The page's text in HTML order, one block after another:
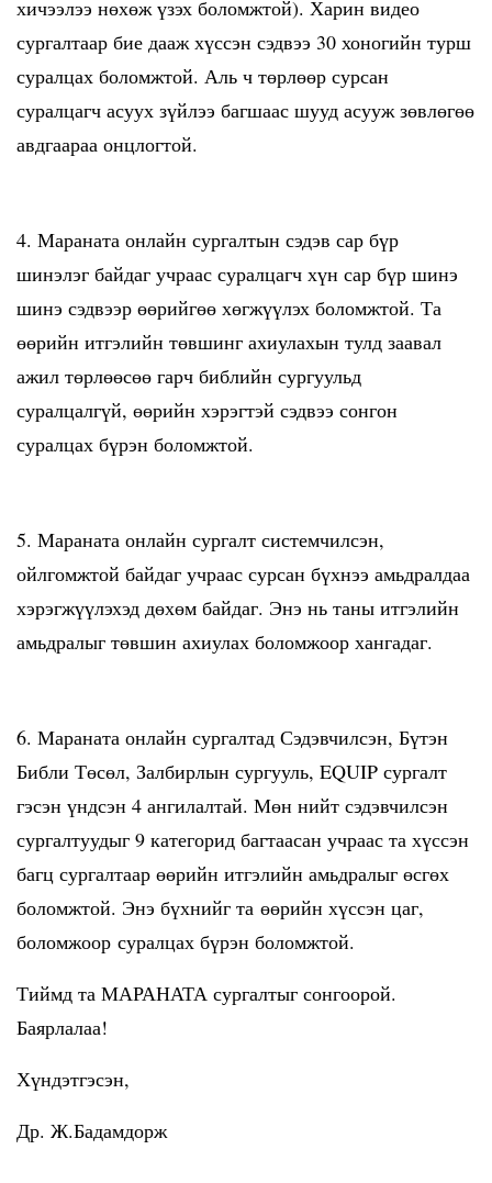
хичээлээ нөхөж үзэх боломжтой). Харин видео
сургалтаар бие дааж хүссэн сэдвээ 30 хоногийн турш
суралцах боломжтой. Аль ч төрлөөр сурсан
суралцагч асуух зүйлээ багшаас шууд асууж зөвлөгөө
авдгаараа онцлогтой.
4. Мараната онлайн сургалтын сэдэв сар бүр
шинэлэг байдаг учраас суралцагч хүн сар бүр шинэ
шинэ сэдвээр өөрийгөө хөгжүүлэх боломжтой. Та
өөрийн итгэлийн төвшинг ахиулахын тулд заавал
ажил төрлөөсөө гарч библийн сургуульд
суралцалгүй, өөрийн хэрэгтэй сэдвээ сонгон
суралцах бүрэн боломжтой.
5. Мараната онлайн сургалт системчилсэн,
ойлгомжтой байдаг учраас сурсан бүхнээ амьдралдаа
хэрэгжүүлэхэд дөхөм байдаг. Энэ нь таны итгэлийн
амьдралыг төвшин ахиулах боломжоор хангадаг.
6. Мараната онлайн сургалтад Сэдэвчилсэн, Бүтэн
Библи Төсөл, Залбирлын сургууль, EQUIP сургалт
гэсэн үндсэн 4 ангилалтай. Мөн нийт сэдэвчилсэн
сургалтуудыг 9 категорид багтаасан учраас та хүссэн
багц сургалтаар өөрийн итгэлийн амьдралыг өсгөх
боломжтой. Энэ бүхнийг та өөрийн хүссэн цаг,
боломжоор суралцах бүрэн боломжтой.
Тиймд та МАРАНАТА сургалтыг сонгоорой.
Баярлалаа!
Хүндэтгэсэн,
Др. Ж.Бадамдорж